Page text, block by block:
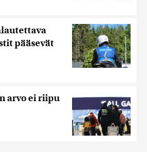
pääsevät
arvo ei riipu